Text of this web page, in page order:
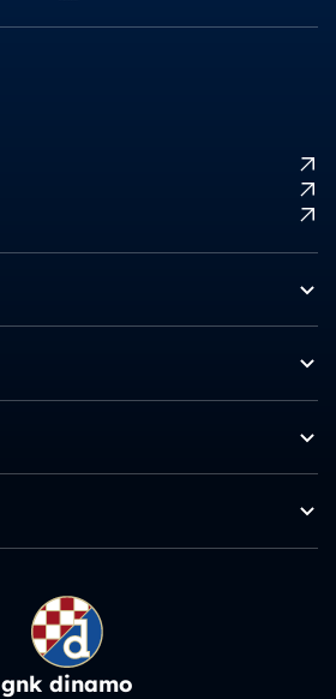
gnk dinamo